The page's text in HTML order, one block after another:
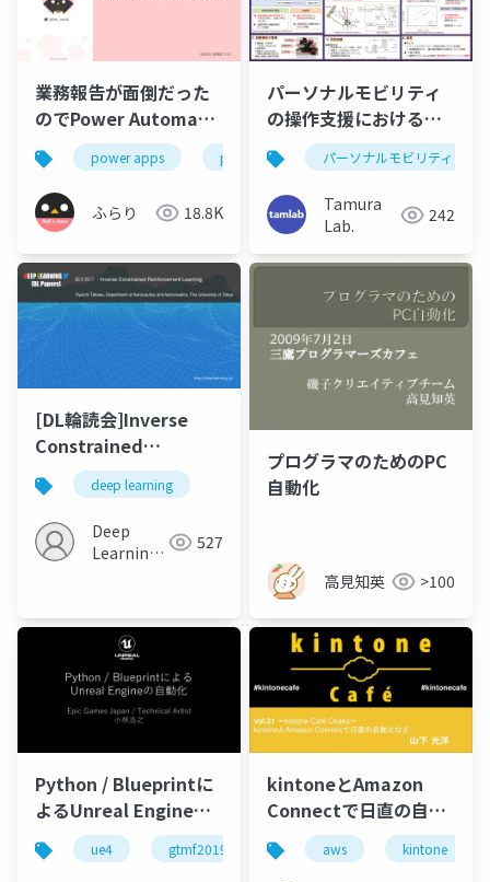
業務報告が面倒だった
のでPower Automate
で効率化した話
power apps power automate power platform
ふらり 18.8K
パーソナルモビリティ
の操作支援における負
担軽減と効率性の両立
（ROBOMECH2021）
パーソナルモビリティ
Tamura
Lab.
242
[DL輪読会]Inverse
Constrained
Reinforcement
Learning
deep learning
Deep
Learning
527
プログラマのためのPC
自動化
高見知英 >100
Python / Blueprintに
よるUnreal Engineの
自動化【GTMF2019】
ue4 gtmf2019 ue-editor python
kintoneとAmazon
Connectで日直の自動
化など aws kintone